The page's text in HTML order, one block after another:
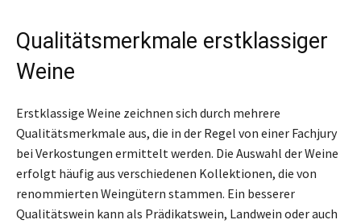
Qualitätsmerkmale erstklassiger
Weine
Erstklassige Weine zeichnen sich durch mehrere
Qualitätsmerkmale aus, die in der Regel von einer Fachjury
bei Verkostungen ermittelt werden. Die Auswahl der Weine
erfolgt häufig aus verschiedenen Kollektionen, die von
renommierten Weingütern stammen. Ein besserer
Qualitätswein kann als Prädikatswein, Landwein oder auch